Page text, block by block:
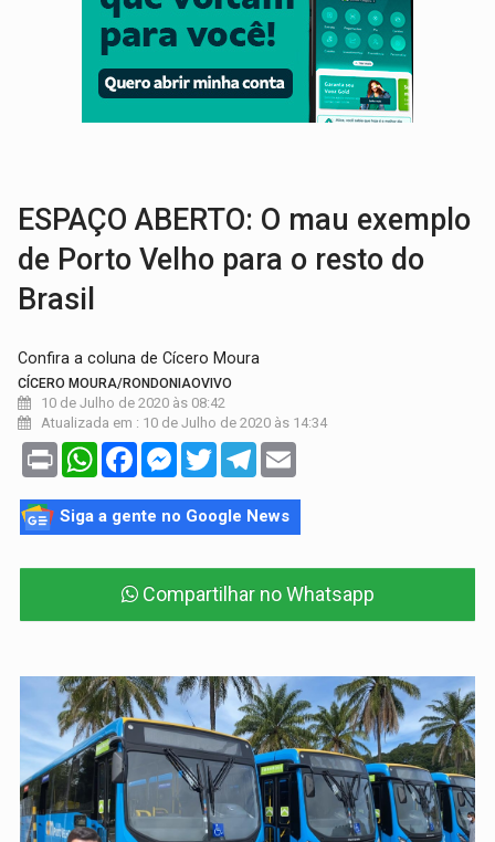
LUTO NA CULTURA: Boi Bumbá emite nota após morte de Carlos Caputo
Publicação Legal:FRANCISCO DA SILVA FILHO
Mototaxista e passageira sofrem grave acidente após
ESPAÇO ABERTO: O mau exemplo
de Porto Velho para o resto do
Brasil
Confira a coluna de Cícero Moura
CÍCERO MOURA/RONDONIAOVIVO
10 de Julho de 2020 às 08:42
Atualizada em : 10 de Julho de 2020 às 14:34
Print WhatsAppFacebookMessenger
TwitterTelegram
Siga a gente no Google News
Compartilhar no Whatsapp